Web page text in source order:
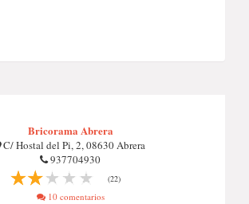
Bricorama Abrera
C/ Hostal del Pi, 2, 08630 Abrera
937704930
(22)
10 comentarios